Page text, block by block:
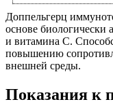
Доппельгерц
основе биологически
и витамина С.
повышению
внешней среды.
Показания к